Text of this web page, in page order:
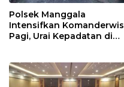
Polsek Manggala
Intensifkan Komanderwis
Pagi, Urai Kepadatan di